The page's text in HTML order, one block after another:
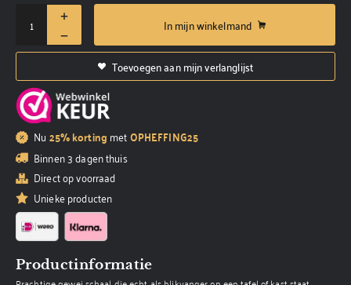
In mijn winkelmand
Toevoegen aan mijn verlanglijst
Nu 25% korting metOPHEFFING25
Binnen 3 dagen thuis
Direct op voorraad
Unieke producten
Productinformatie